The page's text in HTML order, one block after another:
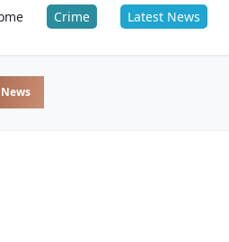
Crime Latest News